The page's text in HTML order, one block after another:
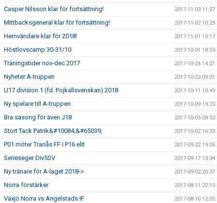
Casper Nilsson klar för fortsättning! 2017-11-03 11:27
Mittbacksgeneral klar för fortsättning! 2017-11-02 10:29
Hemvändare klar för 2018! 2017-11-01 10:17
Höstlovscamp 30-31/10 2017-10-31 18:53
Träningstider nov-dec 2017 2017-10-24 14:21
Nyheter A-truppen 2017-10-23 09:01
U17 division 1 (fd. Pojkallsvenskan) 2018 2017-10-11 10:49
Ny spelare till A-truppen 2017-10-09 19:23
Bra säsong för även J18 2017-10-05 08:53
Stort Tack Patrik&#10084;&#65039; 2017-10-02 16:33
P01 möter Tranås FF i P16 elit 2017-09-22 19:06
Serieseger Div5SV 2017-09-17 13:34
Ny tränare för A-laget 2018-> 2017-09-02 20:37
Norra förstärker 2017-08-11 22:15
Växjö Norra vs Angelstads IF 2017-08-10 12:05